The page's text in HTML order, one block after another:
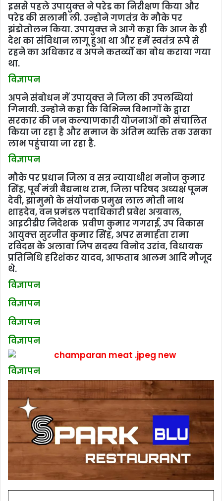
इससे पहले उपायुक्‍त ने परेड का निरीक्षण किया और
परेड की सलामी ली. उन्‍होने गणतंत्र के मौके पर
झंडोतोलन किया. उपायुक्‍त ने आगे कहा कि आज के ही
देश का संविधान लागू हुआ था और हमें स्‍वतंत्र रूपे से
रहने का अधिकार व अपने कतर्व्‍यों का बोध कराया गया
था.
विज्ञापन
अपने संबोधन में उपायुक्‍त ने जिला की उपलब्धियां
गिनायी. उन्‍होने कहा कि विभिन्‍न विभागों के द्वारा
सरकार की जन कल्‍याणकारी योजनाओं को संचालित
किया जा रहा है और समाज के अंतिम व्‍यक्ति तक उसका
लाभ पहुंचाया जा रहा है.
विज्ञापन
मौके पर प्रधान जिला व सत्र न्‍यायाधीश मनोज कुमार
सिंह, पूर्व मंत्री बैद्यनाथ राम, जिला परिषद अध्‍यक्ष पूनम
देवी, झामुमो के संयोजक प्रमुख लाल मोती नाथ
शाहदेव, वन प्रमंडल पदाधिकारी प्रवेश अग्रवाल,
आइटीडीए निदेशक प्रवीण कुमार गगराई, उप विकास
आयुक्‍त सुरजीत कुमार सिंह, अपर समार्हता रामा
रविदस के अलावा जिप सदस्‍य विनोद उरांव, विधायक
प्रतिनिधि हरिशंकर यादव, आफताब आलम आदि मौजूद
थे.
विज्ञापन
विज्ञापन
विज्ञापन
विज्ञापन
विज्ञापन